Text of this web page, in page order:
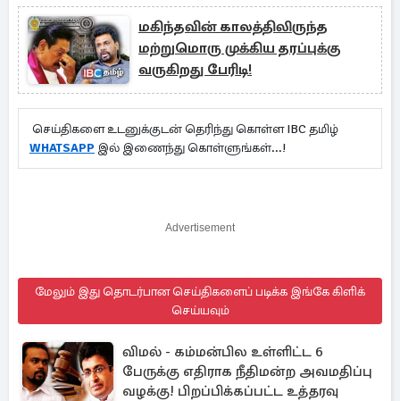
மகிந்தவின் காலத்திலிருந்த
மற்றுமொரு முக்கிய தரப்புக்கு
வருகிறது பேரிடி!
செய்திகளை உடனுக்குடன் தெரிந்து கொள்ள IBC தமிழ்
WHATSAPP இல் இணைந்து கொள்ளுங்கள்...!
Advertisement
மேலும் இது தொடர்பான செய்திகளைப் படிக்க இங்கே கிளிக்
செய்யவும்
விமல் - கம்மன்பில உள்ளிட்ட 6
பேருக்கு எதிராக நீதிமன்ற அவமதிப்பு
வழக்கு! பிறப்பிக்கப்பட்ட உத்தரவு